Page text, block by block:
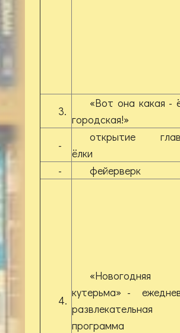
3.
«Вот она какая -
городская!»
-
открытие
ёлки
-
фейерверк
4.
«Новогодняя
кутерьма» -
программа